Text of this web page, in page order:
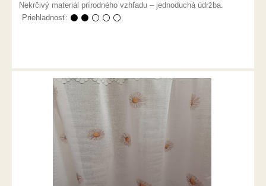
Nekrčivý materiál prírodného vzhľadu – jednoduchá údržba.
Priehladnosť: ⚫ ⚫ ⚪ ⚪ ⚪